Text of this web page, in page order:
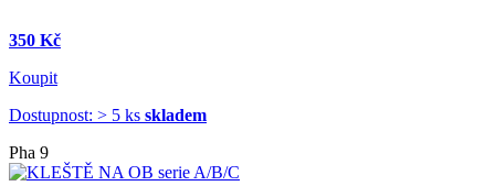
350 Kč
Koupit
Dostupnost: > 5 ks skladem
Pha 9